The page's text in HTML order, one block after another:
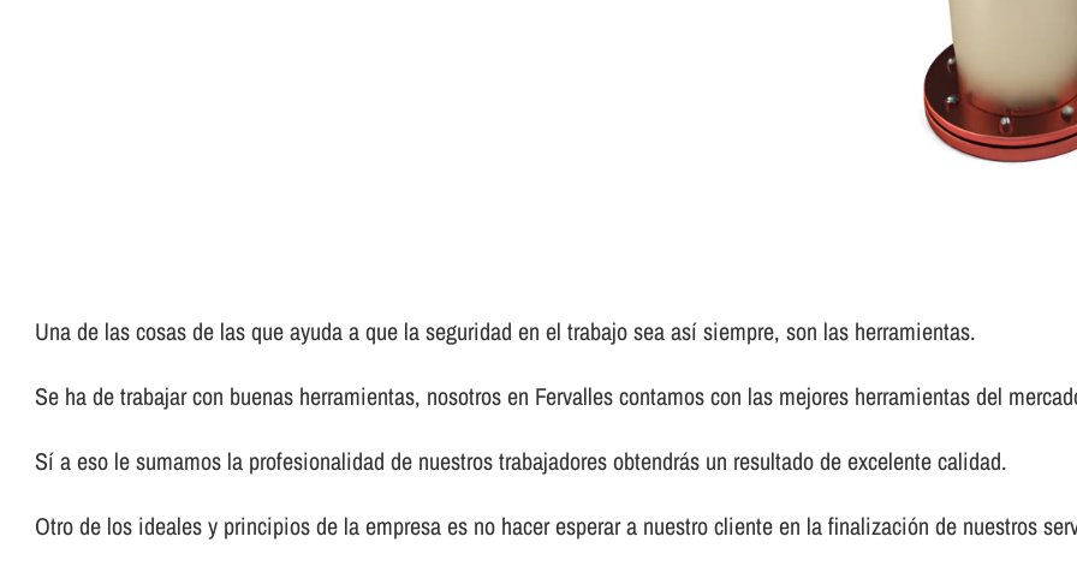
Una de las cosas de las que ayuda a que la seguridad en el trabajo sea así­ siempre, son las herramientas.
Se ha de trabajar con buenas herramientas, nosotros en Fervalles contamos con las mejores herramientas del
Sí­ a eso le sumamos la profesionalidad de nuestros trabajadores obtendrás un resultado de excelente calidad.
Otro de los ideales y principios de la empresa es no hacer esperar a nuestro cliente en la finalización de nuestros